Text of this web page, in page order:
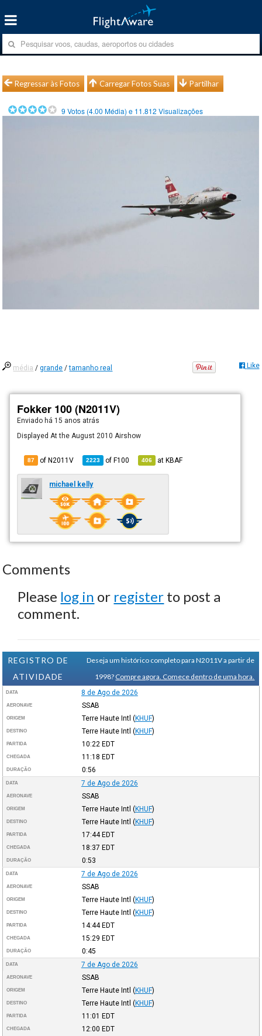
Regressar às Fotos Carregar Fotos Suas Partilhar
9 Votos (4.00 Média) e 11.812 Visualizações
média /grande /tamanho real Like
Fokker 100 (N2011V)
Enviado há 15 anos atrás
Displayed At the August 2010 Airshow
87 of N2011V 2223 ofF100 406 atKBAF
michael kelly
Comments
Please log in or register to post a
comment.
REGISTRO DE
ATIVIDADE
Deseja um histórico completo para N2011V a partir de
1998? Compre agora. Comece dentro de uma hora.
DATA 8 de Ago de 2026
AERONAVE SSAB
ORIGEM Terre Haute Intl (KHUF)
DESTINO Terre Haute Intl (KHUF)
PARTIDA 10:22 EDT
CHEGADA 11:18 EDT
DURAÇÃO 0:56
DATA 7 de Ago de 2026
AERONAVE SSAB
ORIGEM Terre Haute Intl (KHUF)
DESTINO Terre Haute Intl (KHUF)
PARTIDA 17:44EDT
CHEGADA 18:37 EDT
DURAÇÃO 0:53
DATA 7 de Ago de 2026
AERONAVE SSAB
ORIGEM Terre Haute Intl (KHUF)
DESTINO Terre Haute Intl (KHUF)
PARTIDA 14:44EDT
CHEGADA 15:29 EDT
DURAÇÃO 0:45
DATA 7 de Ago de 2026
AERONAVE SSAB
ORIGEM Terre Haute Intl (KHUF)
DESTINO Terre Haute Intl (KHUF)
PARTIDA 11:01 EDT
CHEGADA 12:00 EDT